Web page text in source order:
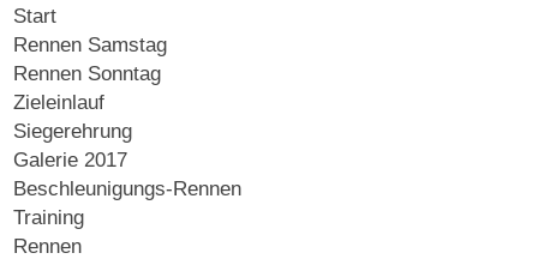
Start
Rennen Samstag
Rennen Sonntag
Zieleinlauf
Siegerehrung
Galerie 2017
Beschleunigungs-Rennen
Training
Rennen